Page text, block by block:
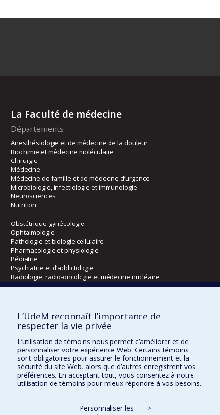
La Faculté de médecine
Départements
Anesthésiologie et de médecine de la douleur
Biochimie et médecine moléculaire
Chirurgie
Médecine
Médecine de famille et de médecine d’urgence
Microbiologie, infectiologie et immunologie
Neurosciences
Nutrition
Obstétrique-gynécologie
Ophtalmologie
Pathologie et biologie cellulaire
Pharmacologie et physiologie
Pédiatrie
Psychiatrie et d’addictologie
Radiologie, radio-oncologie et médecine nucléaire
Kinésiologie et des sciences de l’activité physique
Orthophonie et audiologie
Réadaptation
Directions
DPC
CPASS
L’UdeM reconnaît l’importance de
respecter la vie privée
L’utilisation de témoins nous permet d’améliorer et de
personnaliser votre expérience Web. Certains témoins
sont obligatoires pour assurer le fonctionnement et la
sécurité du site Web, alors que d’autres enregistrent vos
préférences. En acceptant tout, vous consentez à notre
utilisation de témoins pour mieux répondre à vos besoins.
Personnaliser les
>